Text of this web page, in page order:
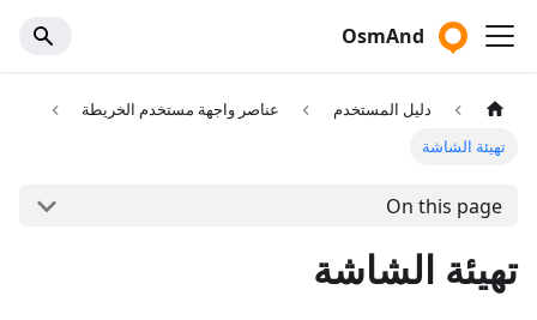
OsmAnd
دليل المستخدم
عناصر واجهة مستخدم الخريطة
تهيئة الشاشة
On this page
تهيئة الشاشة